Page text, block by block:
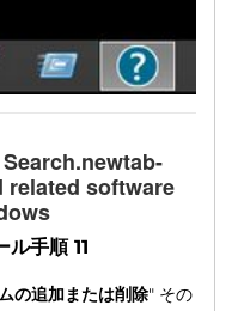
related software
手順 11
の追加または削除" その